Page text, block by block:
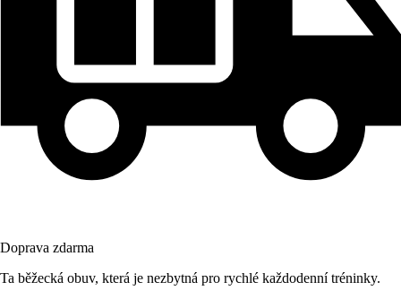
Doprava zdarma
Ta běžecká obuv, která je nezbytná pro rychlé každodenní tréninky.